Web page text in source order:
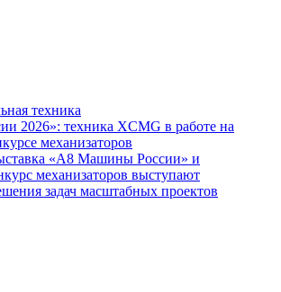
техника
2026»: техника XCMG в работе на
механизаторов
«А8 Машины России» и
механизаторов выступают
задач масштабных проектов